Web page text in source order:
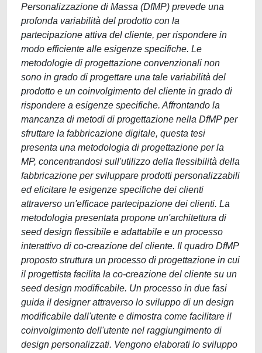
Personalizzazione di Massa (DfMP) prevede una
profonda variabilità del prodotto con la
partecipazione attiva del cliente, per rispondere in
modo efficiente alle esigenze specifiche. Le
metodologie di progettazione convenzionali non
sono in grado di progettare una tale variabilità del
prodotto e un coinvolgimento del cliente in grado di
rispondere a esigenze specifiche. Affrontando la
mancanza di metodi di progettazione nella DfMP per
sfruttare la fabbricazione digitale, questa tesi
presenta una metodologia di progettazione per la
MP, concentrandosi sull'utilizzo della flessibilità della
fabbricazione per sviluppare prodotti personalizzabili
ed elicitare le esigenze specifiche dei clienti
attraverso un'efficace partecipazione dei clienti. La
metodologia presentata propone un'architettura di
seed design flessibile e adattabile e un processo
interattivo di co-creazione del cliente. Il quadro DfMP
proposto struttura un processo di progettazione in cui
il progettista facilita la co-creazione del cliente su un
seed design modificabile. Un processo in due fasi
guida il designer attraverso lo sviluppo di un design
modificabile dall'utente e dimostra come facilitare il
coinvolgimento dell'utente nel raggiungimento di
design personalizzati. Vengono elaborati lo sviluppo